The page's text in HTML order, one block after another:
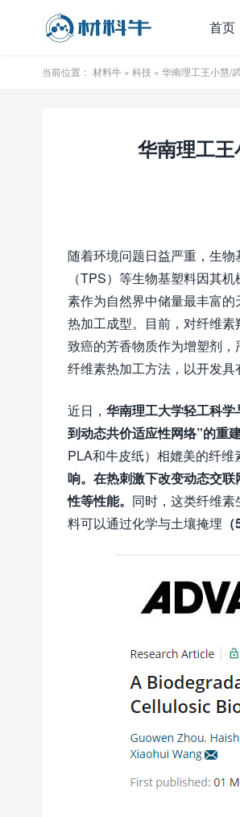
首页
当前位置： 材料牛 » 科技 » 华南理工王小慧/
华南理工
随着环境问题日益严重，生
（TPS）等生物基塑料因其
素作为自然界中储量最丰富
热加工成型。目前，对纤维
致癌的芳香物质作为增塑剂
纤维素热加工方法，以开发具
近日， 华南理工大学轻工科
到动态共价适应性网络”的重
PLA和牛皮纸）相媲美的纤维
响。在热刺激下改变动态交
性等性能。 同时，这类纤维
料可以通过化学与土壤掩埋 （